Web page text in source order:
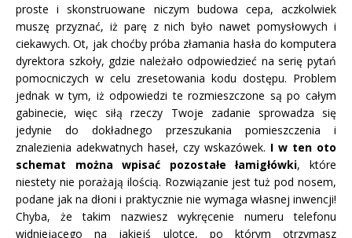
proste i skonstruowane niczym budowa cepa, aczkolwiek
muszę przyznać, iż parę z nich było nawet pomysłowych i
ciekawych. Ot, jak choćby próba złamania hasła do komputera
dyrektora szkoły, gdzie należało odpowiedzieć na serię pytań
pomocniczych w celu zresetowania kodu dostępu. Problem
jednak w tym, iż odpowiedzi te rozmieszczone są po całym
gabinecie, więc siłą rzeczy Twoje zadanie sprowadza się
jedynie do dokładnego przeszukania pomieszczenia i
znalezienia adekwatnych haseł, czy wskazówek. I w ten oto
schemat można wpisać pozostałe łamigłówki, które
niestety nie porażają ilością. Rozwiązanie jest tuż pod nosem,
podane jak na dłoni i praktycznie nie wymaga własnej inwencji!
Chyba, że takim nazwiesz wykręcenie numeru telefonu
widniejącego na jakiejś ulotce, po którym otrzymasz